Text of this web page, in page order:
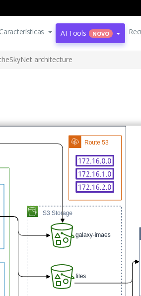
Características AI Tools NOVO
architecture